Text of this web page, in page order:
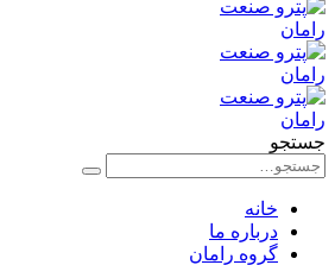
جستجو
خانه
درباره ما
گروه رامان